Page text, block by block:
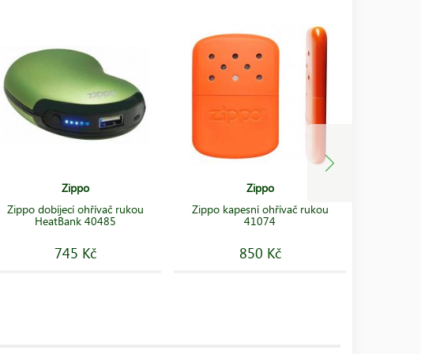
Zippo
Zippo dobíjecí ohřívač rukou
HeatBank 40485
745 Kč
Zippo
Zippo kapesní ohřívač rukou
41074
850 Kč